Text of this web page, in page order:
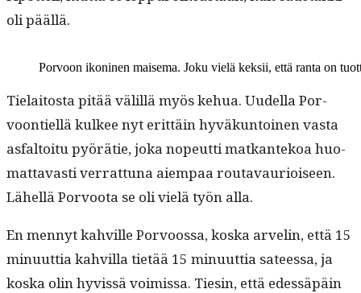
oli päällä.
Por­voon ikoni­nen maise­ma. Joku vielä kek­sii, että ranta on
Tielaitos­ta pitää välil­lä myös kehua. Uudel­la Por­
voon­tiel­lä kul­kee nyt erit­täin hyväkun­toinen vas­ta
asfal­toitu pyörätie, joka nopeut­ti matkan­tekoa huo­
mat­tavasti ver­rat­tuna aiem­paa routavau­ri­oiseen.
Lähel­lä Por­voo­ta se oli vielä työn alla.
En men­nyt kahville Por­voos­sa, kos­ka arvelin, että 15
min­u­ut­tia kahvil­la tietää 15 min­u­ut­tia sateessa, ja
kos­ka olin hyvis­sä voimis­sa. Tiesin, että edessäpäin